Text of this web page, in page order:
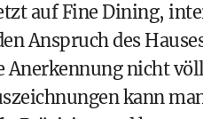
auf Fine Dining,
Anspruch des
Anerkennung nicht
kann